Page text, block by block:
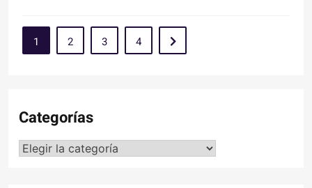
1 2 3 4
Categorías
Categorías